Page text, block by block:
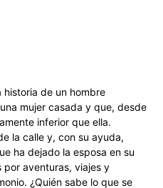
historia de un hombre
mujer casada y que, desde
inferior que ella.
la calle y, con su ayuda,
ha dejado la esposa en su
por aventuras, viajes y
¿Quién sabe lo que se